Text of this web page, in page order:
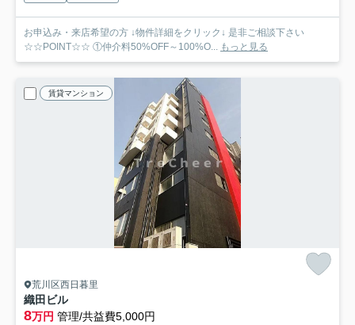
お申込み・来店希望の方 ↓物件詳細をクリック↓ 是非ご相談下さい
☆☆POINT☆☆ ①仲介料50%OFF～100%O... もっと見る
賃貸マンション
荒川区西日暮里
織田ビル
8万円 管理/共益費5,000円